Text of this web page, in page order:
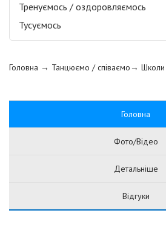
Тренуємось / оздоровляємось
Тусуємось
Головна → Танцюємо / співаємо→ Школи
Головна
Фото/Відео
Детальніше
Відгуки